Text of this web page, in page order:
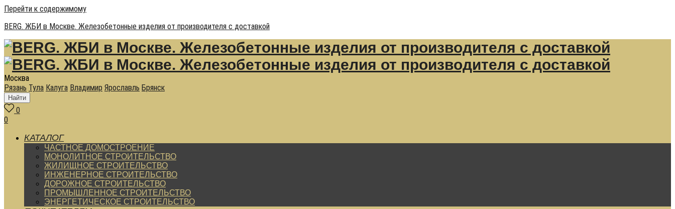
Перейти к содержимому
BERG. ЖБИ в Москве. Железобетонные изделия от производителя с доставкой
Москва
Рязань Тула Калуга Владимир Ярославль Брянск
Найти
0
0
КАТАЛОГ
ЧАСТНОЕ ДОМОСТРОЕНИЕ
МОНОЛИТНОЕ СТРОИТЕЛЬСТВО
ЖИЛИЩНОЕ СТРОИТЕЛЬСТВО
ИНЖЕНЕРНОЕ СТРОИТЕЛЬСТВО
ДОРОЖНОЕ СТРОИТЕЛЬСТВО
ПРОМЫШЛЕННОЕ СТРОИТЕЛЬСТВО
ЭНЕРГЕТИЧЕСКОЕ СТРОИТЕЛЬСТВО